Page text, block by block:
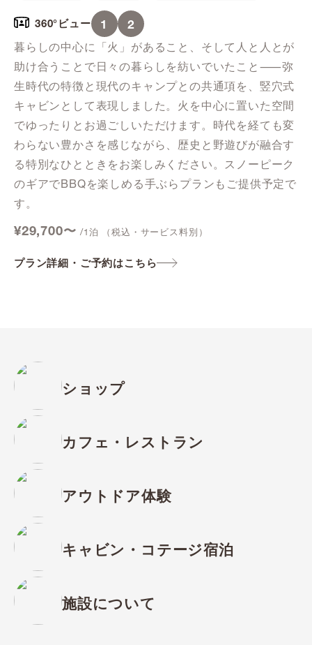
360°ビュー 1 2
暮らしの中心に「火」があること、そして人と人とが
助け合うことで日々の暮らしを紡いでいたこと⸺弥
生時代の特徴と現代のキャンプとの共通項を、竪穴式
キャビンとして表現しました。火を中心に置いた空間
でゆったりとお過ごしいただけます。時代を経ても変
わらない豊かさを感じながら、歴史と野遊びが融合す
る特別なひとときをお楽しみください。スノーピーク
のギアでBBQを楽しめる手ぶらプランもご提供予定で
す。
¥29,700〜/1泊 （税込・サービス料別）
プラン詳細・ご予約はこちら
ショップ
カフェ・レストラン
アウトドア体験
キャビン・コテージ宿泊
施設について